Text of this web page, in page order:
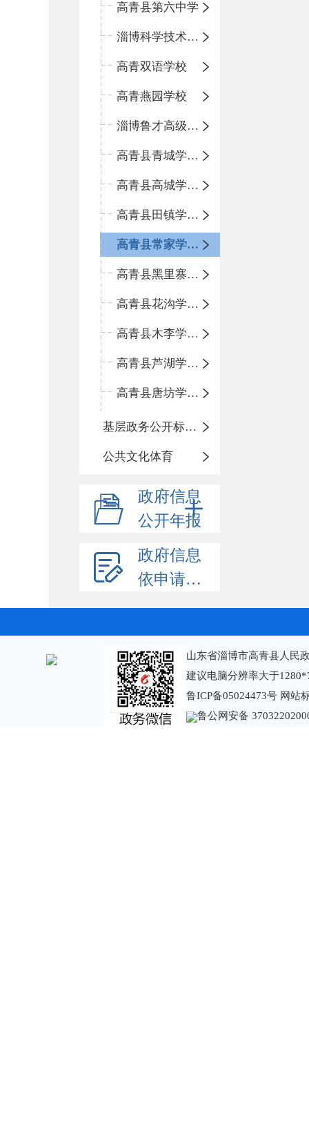
高青县第六中学
淄博科学技术学校
高青双语学校
高青燕园学校
淄博鲁才高级中学
高青县青城学区中心小学
高青县高城学区中心小学
高青县田镇学区中心小学
高青县常家学区中心小学
高青县黑里寨学区中心小学
高青县花沟学区中心小学
高青县木李学区中心小学
高青县芦湖学区中心小学
高青县唐坊学区中心小学
基层政务公开标准化规范化
公共文化体育
政府信息
公开年报
政府信息
依申请公开
山东省淄博市高青县人民
建议电脑分辨率大于
鲁ICP备05024473号 网站
鲁公网安备